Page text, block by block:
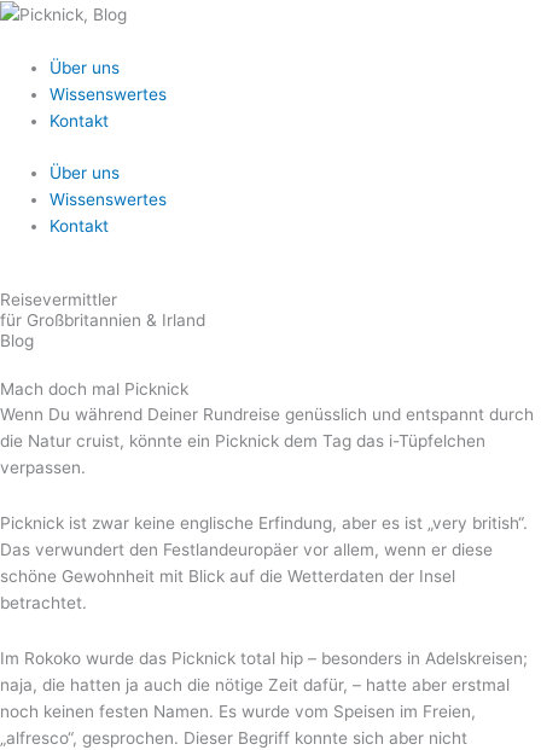
Zum
springenÜber uns
Wissenswertes
Kontakt
Über uns
Wissenswertes
Kontakt
Reisevermittler
für Großbritannien & Irland
Blog
Mach doch mal Picknick
Wenn Du während Deiner Rundreise genüsslich und entspannt durch
die Natur cruist, könnte ein Picknick dem Tag das i-Tüpfelchen
verpassen.
Picknick ist zwar keine englische Erfindung, aber es ist „very british“.
Das verwundert den Festlandeuropäer vor allem, wenn er diese
schöne Gewohnheit mit Blick auf die Wetterdaten der Insel
betrachtet.
Im Rokoko wurde das Picknick total hip – besonders in Adelskreisen;
naja, die hatten ja auch die nötige Zeit dafür, – hatte aber erstmal
noch keinen festen Namen. Es wurde vom Speisen im Freien,
„alfresco“, gesprochen. Dieser Begriff konnte sich aber nicht